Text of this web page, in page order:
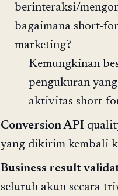
berinteraksi/
bagaimana short-
marketing?
Kemungkinan
pengukuran
aktivitas short-
Conversion API
yang dikirim kembali
Business result
seluruh akun secara